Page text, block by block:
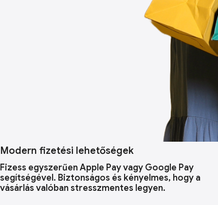
Modern fizetési lehetőségek
Fizess egyszerűen Apple Pay vagy Google Pay
segítségével. Biztonságos és kényelmes, hogy a
vásárlás valóban stresszmentes legyen.